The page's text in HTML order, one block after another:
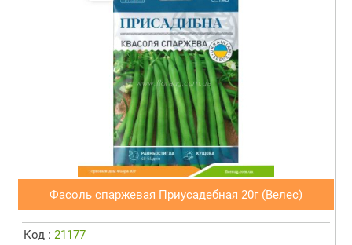
Фасоль спаржевая Приусадебная 20г (Велес)
Код : 21177